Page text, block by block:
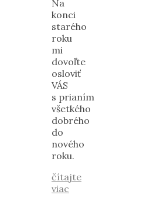
Na
konci
starého
roku
mi
dovoľte
osloviť
VÁS
s prianím
všetkého
dobrého
do
nového
roku.
čítajte
viac